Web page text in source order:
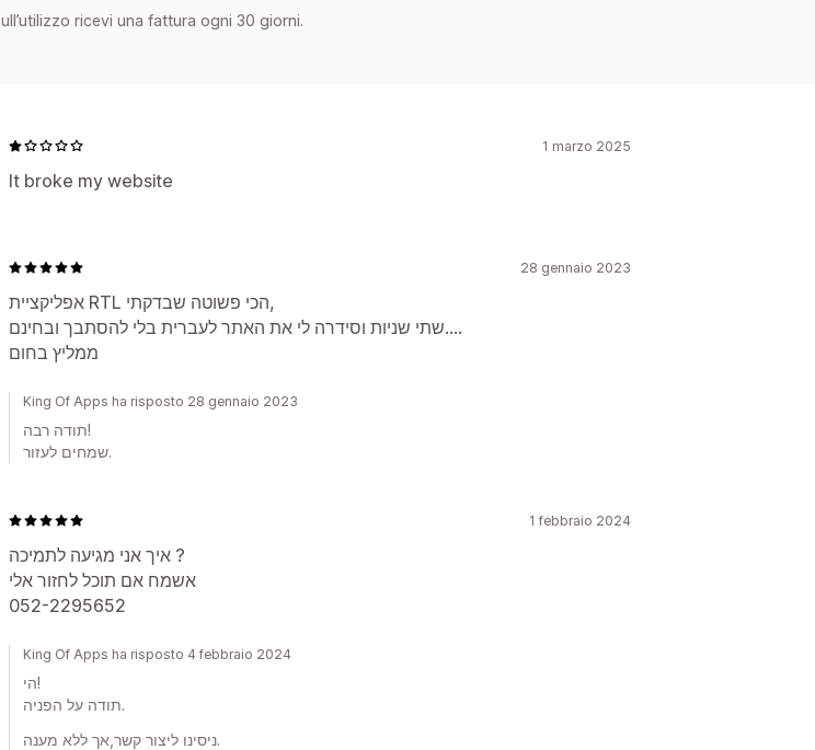
ricevi una fattura ogni 30 giorni.
1 marzo 2025
It broke my website
28 gennaio 2023
אפליקציית RTL הכי פשוטה שבדקתי,
שתי שניות וסידרה לי את האתר לעברית בלי להסתבך ובחינם....
ממליץ בחום
King Of Apps ha risposto 28 gennaio 2023
תודה רבה!
שמחים לעזור.
1 febbraio 2024
איך אני מגיעה לתמיכה ?
אשמח אם תוכל לחזור אלי
052-2295652
King Of Apps ha risposto 4 febbraio 2024
הי!
תודה על הפניה.
ניסינו ליצור קשר,אך ללא מענה.